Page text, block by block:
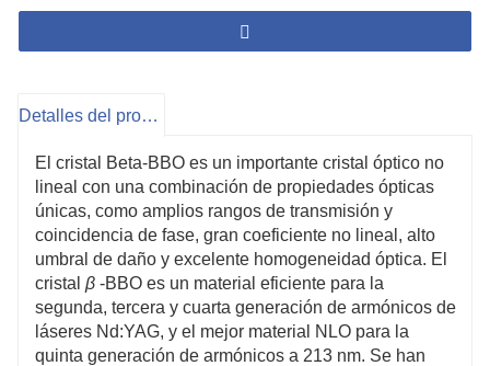
• Buenas propiedades mecánicas y físicas
Detalles del producto
El cristal Beta-BBO es un importante cristal óptico no
lineal con una combinación de propiedades ópticas
únicas, como amplios rangos de transmisión y
coincidencia de fase, gran coeficiente no lineal, alto
umbral de daño y excelente homogeneidad óptica. El
cristal β -BBO es un material eficiente para la
segunda, tercera y cuarta generación de armónicos de
láseres Nd:YAG, y el mejor material NLO para la
quinta generación de armónicos a 213 nm. Se han